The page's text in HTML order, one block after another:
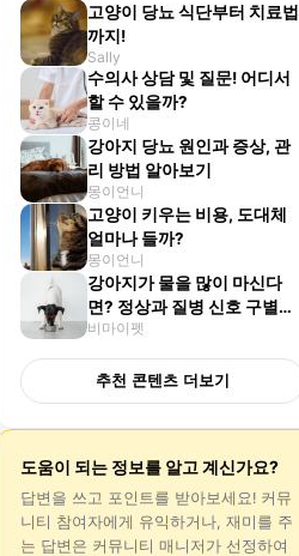
고양이 당뇨 식단부터 치료법
까지!
Sally
수의사 상담 및 질문! 어디서
할 수 있을까?
콩이네
강아지 당뇨 원인과 증상, 관
리 방법 알아보기
몽이언니
고양이 키우는 비용, 도대체
얼마나 들까?
몽이언니
강아지가 물을 많이 마신다
면? 정상과 질병 신호 구별하
기
비마이펫
추천 콘텐츠 더보기
도움이 되는 정보를 알고 계신가요?
답변 을 쓰고 포인트를 받아보세요! 커뮤
니티 참여자에게 유익하거나, 재미를 주
는 답변 은 커뮤니티 매니저가 선정하여